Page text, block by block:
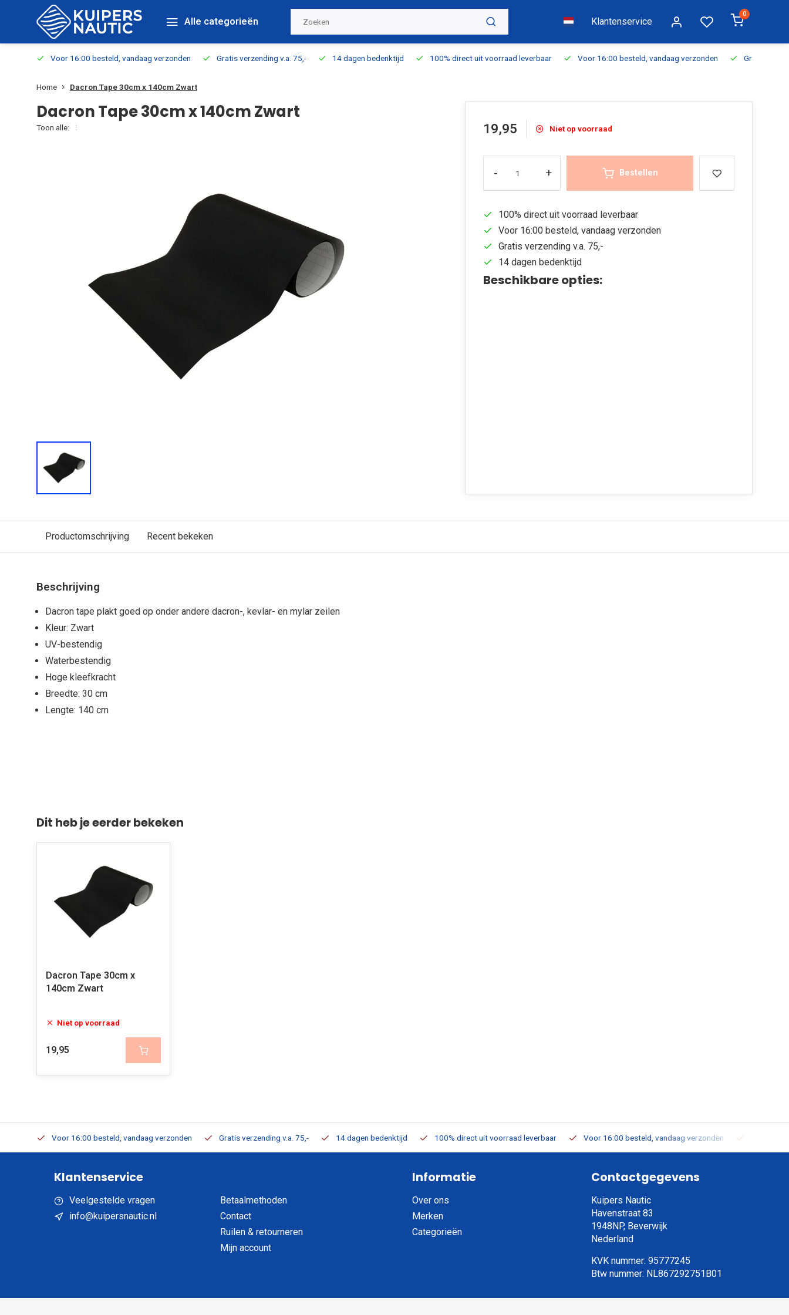
Alle categorieën Klantenservice
0
Voor 16:00 besteld, vandaag verzonden Gratis verzending v.a. 75,- 14 dagen bedenktijd 100% direct uit voorraad leverbaar Voor 16:00 besteld, vandaag verzonden Gratis
Home Dacron Tape 30cm x 140cm Zwart
Dacron Tape 30cm x 140cm Zwart
Toon alle: 19,95 Niet op voorraad
- + Bestellen
100% direct uit voorraad leverbaar
Voor 16:00 besteld, vandaag verzonden
Gratis verzending v.a. 75,-
14 dagen bedenktijd
Beschikbare opties:
Productomschrijving Recent bekeken
Beschrijving
Dacron tape plakt goed op onder andere dacron-, kevlar- en mylar zeilen
Kleur: Zwart
UV-bestendig
Waterbestendig
Hoge kleefkracht
Breedte: 30 cm
Lengte: 140 cm
Dit heb je eerder bekeken
Dacron Tape 30cm x
140cm Zwart
Niet op voorraad
19,95
Voor 16:00 besteld, vandaag verzonden Gratis verzending v.a. 75,- 14 dagen bedenktijd 100% direct uit voorraad leverbaar Voor 16:00 besteld, vandaag verzonden
Klantenservice
Veelgestelde vragen
info@kuipersnautic.nl
Betaalmethoden
Contact
Ruilen & retourneren
Mijn account
Informatie
Over ons
Merken
Categorieën
Contactgegevens
Kuipers Nautic
Havenstraat 83
1948NP, Beverwijk
Nederland
KVK nummer: 95777245
Btw nummer: NL867292751B01